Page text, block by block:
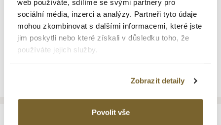
web používáte, sdílíme se svými partnery pro
sociální média, inzerci a analýzy. Partneři tyto údaje
mohou zkombinovat s dalšími informacemi, které jste
jim poskytli nebo které získali v důsledku toho, že
používáte jejich služby.
Zobrazit detaily
Povolit vše
DIAMANTY
3 998 Kč